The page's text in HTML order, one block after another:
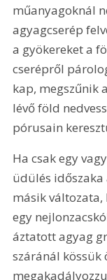
műanyagoknál
agyagcserép
a gyökereket a
cserépről
kap, megszűnik
lévő föld
pórusain
Ha csak egy
üdülés
másik
egy
áztatott agyag
száránál kössük